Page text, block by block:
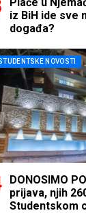
iz BiH ide sve
događa?
NOVOSTI
DONOSIMO
prijava, njih
Studentskom